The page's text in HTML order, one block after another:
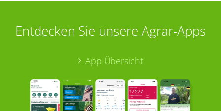
Entdecken Sie unsere Agrar-Apps
App Übersicht